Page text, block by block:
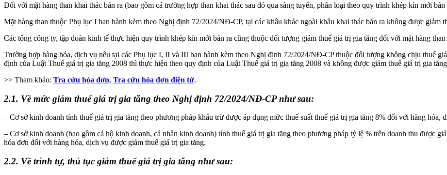
Đối với mặt hàng than khai thác bán ra (bao gồm cả trường hợp than khai thác sau đó qua sàng tuyển, phân loại theo quy trình khép kín mới
Mặt hàng than thuộc Phụ lục I ban hành kèm theo Nghị định 72/2024/NĐ-CP, tại các khâu khác ngoài khâu khai thác bán ra không được giảm
Các tổng công ty, tập đoàn kinh tế thực hiện quy trình khép kín mới bán ra cũng thuộc đối tượng giảm thuế giá trị gia tăng đối với mặt hàng than
Trường hợp hàng hóa, dịch vụ nêu tại các Phụ lục I, II và III ban hành kèm theo Nghị định 72/2024/NĐ-CP thuộc đối tượng không chịu thuế
định của Luật Thuế giá trị gia tăng 2008 thì thực hiện theo quy định của Luật Thuế giá trị gia tăng 2008 và không được giảm thuế giá trị gia
>> Tham khảo: Tra cứu hóa đơn, Tra cứu hóa đơn điện tử.
2.1. Về mức giảm thuế giá trị gia tăng theo Nghị định 72/2024/NĐ-CP như sau:
– Cơ sở kinh doanh tính thuế giá trị gia tăng theo phương pháp khấu trừ được áp dụng mức thuế suất thuế giá trị gia tăng 8% đối với hàng hóa,
– Cơ sở kinh doanh (bao gồm cả hộ kinh doanh, cá nhân kinh doanh) tính thuế giá trị gia tăng theo phương pháp tỷ lệ % trên doanh thu được
hóa đơn đối với hàng hóa, dịch vụ được giảm thuế giá trị gia tăng.
2.2. Về trình tự, thủ tục giảm thuế giá trị gia tăng như sau: